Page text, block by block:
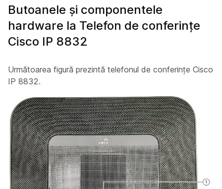
Butoanele și componentele
hardware la Telefon de conferințe
Cisco IP 8832
Următoarea figură prezintă telefonul de conferințe Cisco
IP 8832.